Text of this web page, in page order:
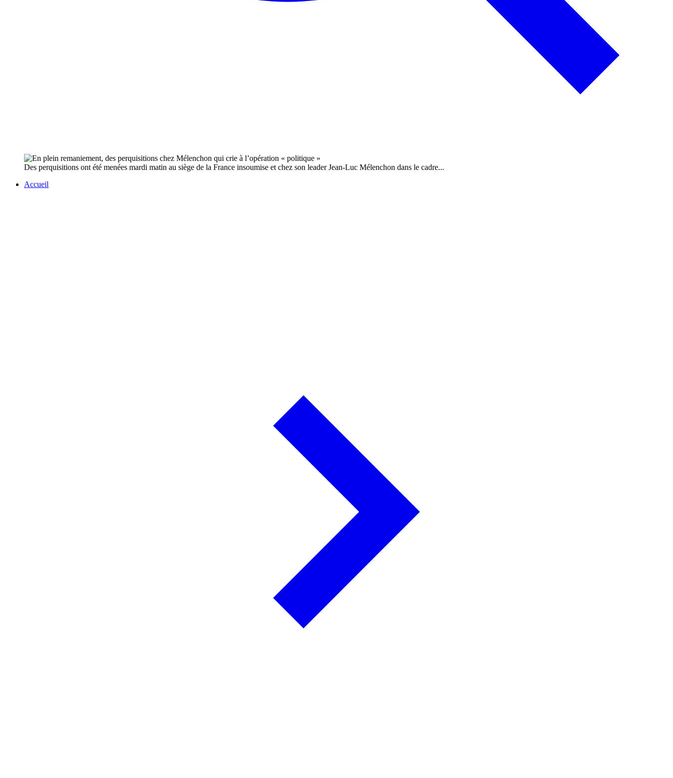
Des perquisitions ont été menées mardi matin au siège de la France insoumise et chez son leader Jean-Luc Mélenchon dans le cadre...
Accueil